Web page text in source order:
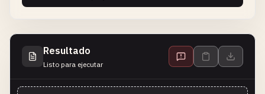
Resultado
Listo para ejecutar